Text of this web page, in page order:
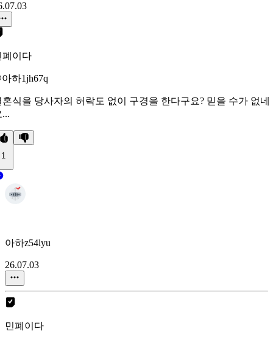
폐이다
아하1jh67q
혼식을 당사자의 허락도 없이 구경을 한다구요? 믿을 수가 없네
...
1
아하z54lyu
26.07.03
민폐이다